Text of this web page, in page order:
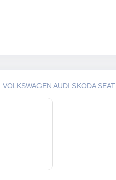
VOLKSWAGEN AUDI SKODA SEAT